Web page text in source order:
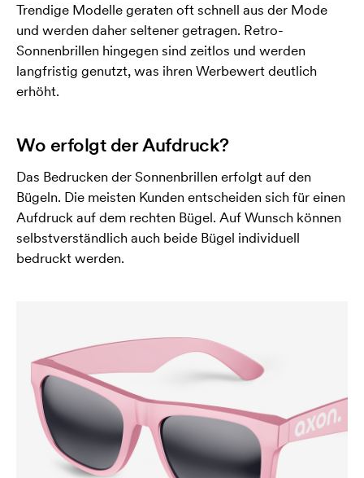
Trendige Modelle geraten oft schnell aus der Mode
und werden daher seltener getragen. Retro-
Sonnenbrillen hingegen sind zeitlos und werden
langfristig genutzt, was ihren Werbewert deutlich
erhöht.
Wo erfolgt der Aufdruck?
Das Bedrucken der Sonnenbrillen erfolgt auf den
Bügeln. Die meisten Kunden entscheiden sich für einen
Aufdruck auf dem rechten Bügel. Auf Wunsch können
selbstverständlich auch beide Bügel individuell
bedruckt werden.